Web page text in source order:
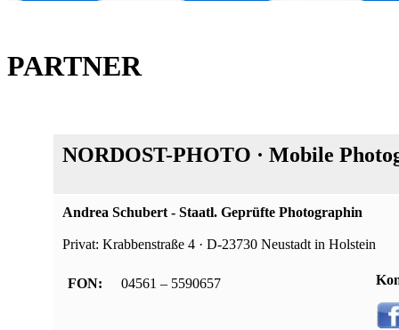
PARTNER
NORDOST-PHOTO · Mobile
Andrea Schubert - Staatl. Geprüfte Photographin
Privat: Krabbenstraße 4 · D-23730 Neustadt in Holstein
FON: 04561 – 5590657